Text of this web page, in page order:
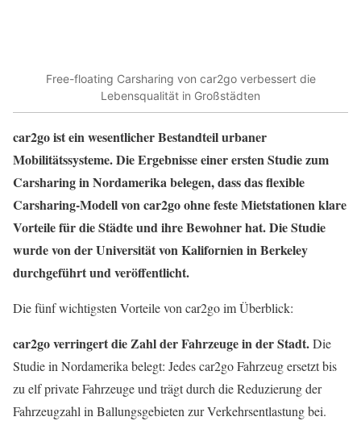
Free-floating Carsharing von car2go verbessert die
Lebensqualität in Großstädten
car2go ist ein wesentlicher Bestandteil urbaner
Mobilitätssysteme. Die Ergebnisse einer ersten Studie zum
Carsharing in Nordamerika belegen, dass das flexible
Carsharing-Modell von car2go ohne feste Mietstationen klare
Vorteile für die Städte und ihre Bewohner hat. Die Studie
wurde von der Universität von Kalifornien in Berkeley
durchgeführt und veröffentlicht.
Die fünf wichtigsten Vorteile von car2go im Überblick:
car2go verringert die Zahl der Fahrzeuge in der Stadt.Die
Studie in Nordamerika belegt: Jedes car2go Fahrzeug ersetzt bis
zu elf private Fahrzeuge und trägt durch die Reduzierung der
Fahrzeugzahl in Ballungsgebieten zur Verkehrsentlastung bei.